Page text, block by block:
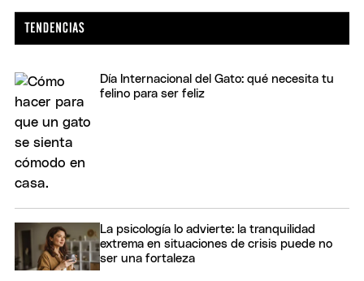
Día Internacional del Gato: qué necesita tu
felino para ser feliz
La psicología lo advierte: la tranquilidad
extrema en situaciones de crisis puede no
ser una fortaleza